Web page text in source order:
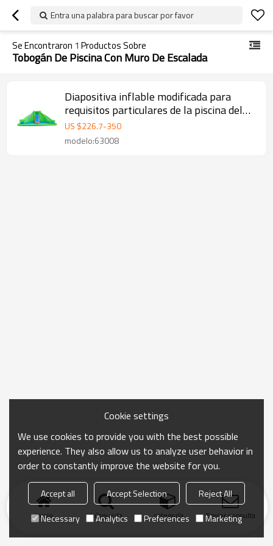
Entra una palabra para buscar por favor
Se Encontraron 1 Productos Sobre
Tobogán De Piscina Con Muro De Escalada
Diapositiva inflable modificada para
requisitos particulares de la piscina del
PVC de la moda DD63008 con la fábrica
China de la pared que sube
US $226.7-350
modelo:63008
Inicio búsqueda categoría Enviar consulta
Cookie settings
We use cookies to provide you with the best possible
experience. They also allow us to analyze user behavior in
order to constantly improve the website for you.
Accept all Accept Selection
Reject All
Necessary
Analytics Preferences Marketing